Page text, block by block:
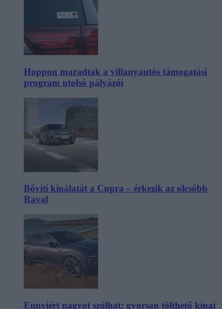
Hoppon maradtak a villanyautós támogatási
program utolsó pályázói
Bővíti kínálatát a Cupra – érkezik az olcsóbb
Raval
Ennyiért nagyot szólhat: gyorsan tölthető kínai